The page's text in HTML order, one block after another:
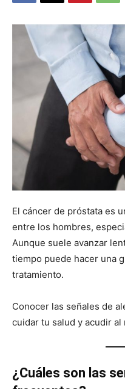
El cáncer de próstata es
entre los hombres,
Aunque suele avanzar
tiempo puede hacer una
tratamiento.
Conocer las señales de
cuidar tu salud y acudir al
¿Cuáles son las